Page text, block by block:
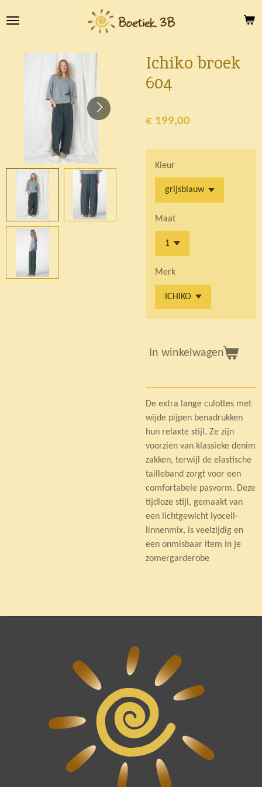
direct
hoofdinhoud
Ichiko broek
604
€ 199,00
Kleur
Maat
Merk
In winkelwagen
De extra lange culottes met
wijde pijpen benadrukken
hun relaxte stijl. Ze zijn
voorzien van klassieke denim
zakken, terwijl de elastische
tailleband zorgt voor een
comfortabele pasvorm. Deze
tijdloze stijl, gemaakt van
een lichtgewicht lyocell-
linnenmix, is veelzijdig en
een onmisbaar item in je
zomergarderobe